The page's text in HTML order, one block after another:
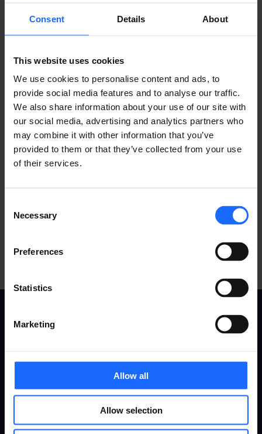
Consent Details About
This website uses cookies
We use cookies to personalise content and ads, to
provide social media features and to analyse our traffic.
We also share information about your use of our site with
our social media, advertising and analytics partners who
may combine it with other information that you’ve
provided to them or that they’ve collected from your use
of their services.
Selection
Necessary
Preferences
Statistics
Marketing
Allow all
Allow selection
CASOS
DE USO
Todos los casos de uso
Industria y automatización
PRODUCTOS
Sistema De Gestión Remota (RMS)
Gateways
Conmutadores
Módems